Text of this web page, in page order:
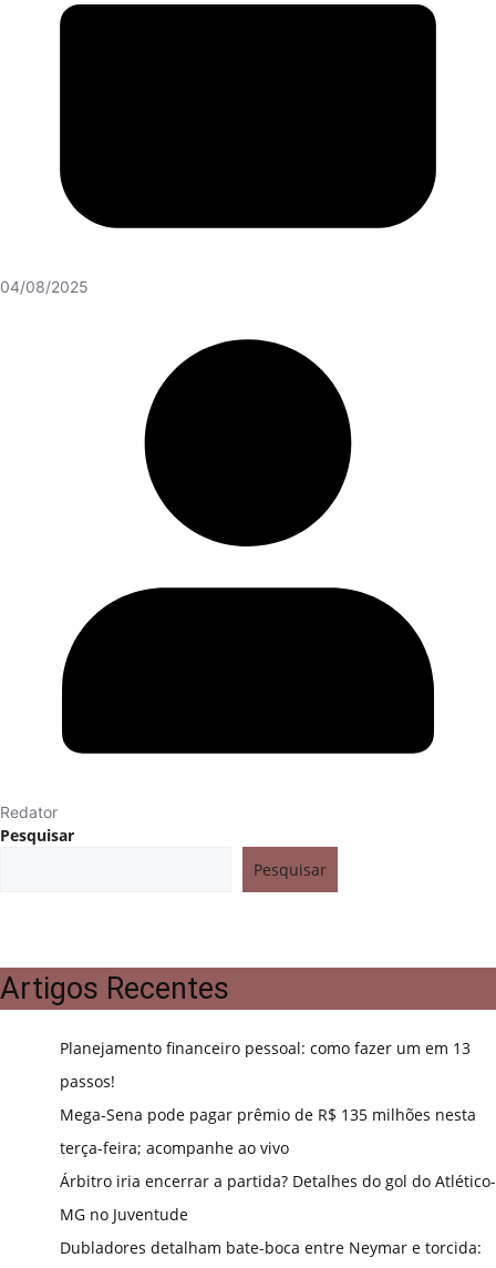
04/08/2025
Redator
Pesquisar
Pesquisar
Artigos Recentes
Planejamento financeiro pessoal: como fazer um em 13
passos!
Mega-Sena pode pagar prêmio de R$ 135 milhões nesta
terça-feira; acompanhe ao vivo
Árbitro iria encerrar a partida? Detalhes do gol do Atlético-
MG no Juventude
Dubladores detalham bate-boca entre Neymar e torcida: